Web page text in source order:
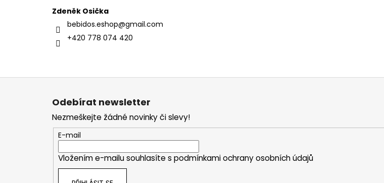
Zdeněk Osička
bebidos.eshop@gmail.com
+420 778 074 420
Z
Odebírat newsletter
Nezmeškejte žádné novinky či slevy!
E-mail
Vložením e-mailu souhlasíte s podmínkami ochrany osobních údajů